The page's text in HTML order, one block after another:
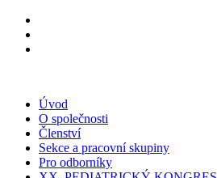
Úvod
O společnosti
Členství
Sekce a pracovní skupiny
Pro odborníky